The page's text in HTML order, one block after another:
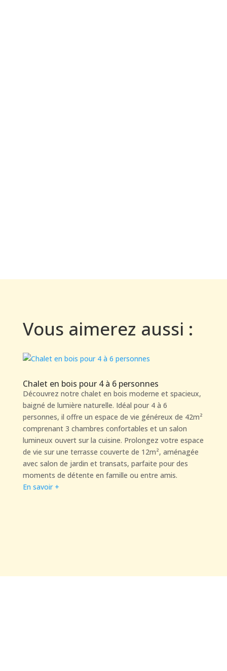
Vous aimerez aussi :
Chalet en bois pour 4 à 6 personnes
Découvrez notre chalet en bois moderne et spacieux,
baigné de lumière naturelle. Idéal pour 4 à 6
personnes, il offre un espace de vie généreux de 42m²
comprenant 3 chambres confortables et un salon
lumineux ouvert sur la cuisine. Prolongez votre espace
de vie sur une terrasse couverte de 12m², aménagée
avec salon de jardin et transats, parfaite pour des
moments de détente en famille ou entre amis.
En savoir +